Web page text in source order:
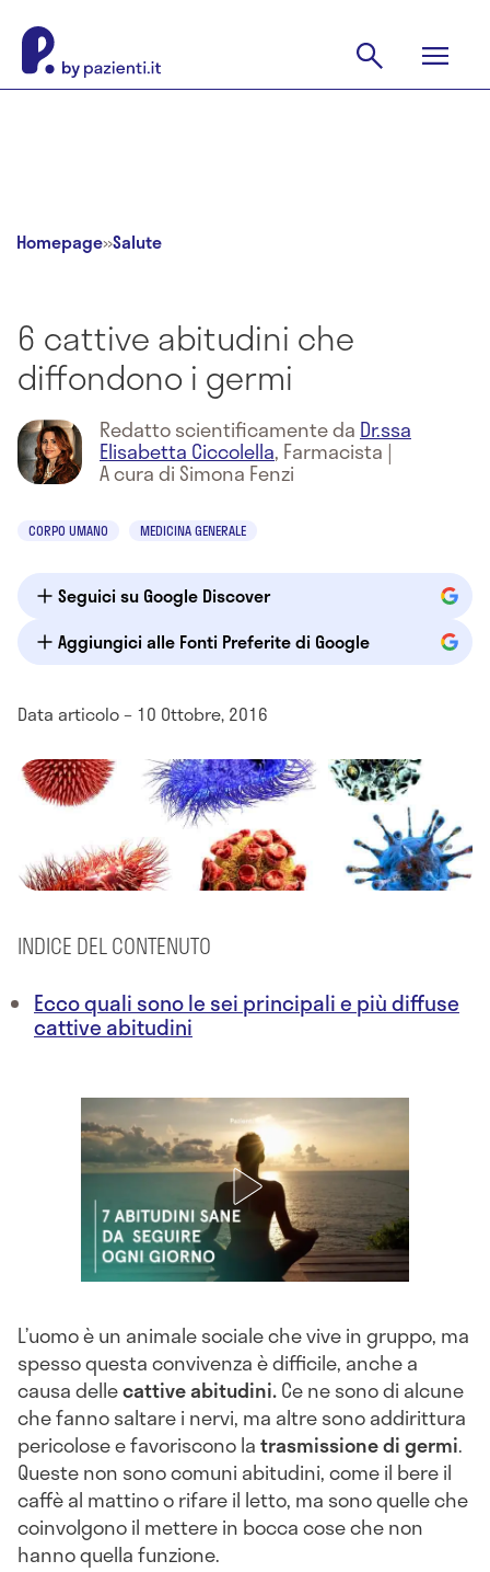
Homepage»Salute
6 cattive abitudini che
diffondono i germi
Redatto scientificamente da Dr.ssa
Elisabetta Ciccolella, Farmacista |
A cura di Simona Fenzi
CORPO UMANO MEDICINA GENERALE
Seguici su Google Discover
Aggiungici alle Fonti Preferite di Google
Data articolo – 10 Ottobre, 2016
INDICE DEL CONTENUTO
Ecco quali sono le sei principali e più diffuse
cattive abitudini
L’uomo è un animale sociale che vive in gruppo, ma
spesso questa convivenza è difficile, anche a
causa dellecattive abitudini.Ce ne sono di alcune
che fanno saltare i nervi, ma altre sono addirittura
pericolose e favoriscono latrasmissione di germi.
Queste non sono comuni abitudini, come il bere il
caffè al mattino o rifare il letto, ma sono quelle che
coinvolgono il mettere in bocca cose che non
hanno quella funzione.